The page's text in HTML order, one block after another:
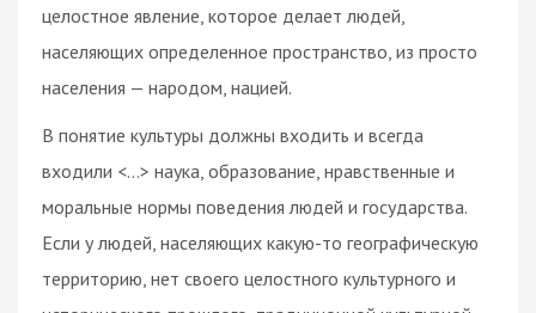
целостное явление, которое делает людей,
населяющих определенное пространство, из просто
населения — народом, нацией.
В понятие культуры должны входить и всегда
входили <…> наука, образование, нравственные и
моральные нормы поведения людей и государства.
Если у людей, населяющих какую-то географическую
территорию, нет своего целостного культурного и